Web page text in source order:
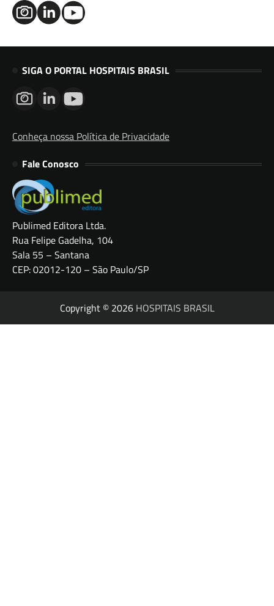
SIGA O PORTAL HOSPITAIS BRASIL
Conheça nossa Política de Privacidade
Fale Conosco
Publimed Editora Ltda.
Rua Felipe Gadelha, 104
Sala 55 – Santana
CEP: 02012-120 – São Paulo/SP
Copyright © 2026 HOSPITAIS BRASIL